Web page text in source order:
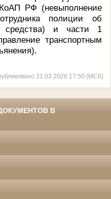
КоАП РФ (невыполнение
полиции об
средства) и части 1
транспортным
31.03.2026 17:50 (МСК)
В